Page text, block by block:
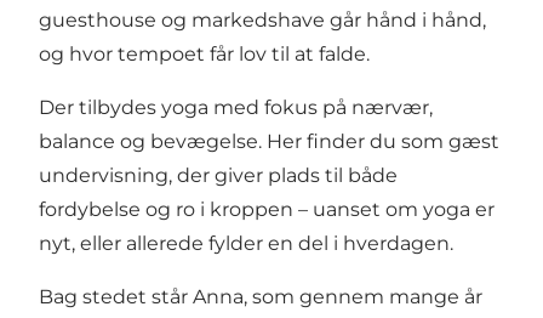
guesthouse og markedshave går hånd i hånd,
og hvor tempoet får lov til at falde.
Der tilbydes yoga med fokus på nærvær,
balance og bevægelse. Her finder du som gæst
undervisning, der giver plads til både
fordybelse og ro i kroppen – uanset om yoga er
nyt, eller allerede fylder en del i hverdagen.
Bag stedet står Anna, som gennem mange år